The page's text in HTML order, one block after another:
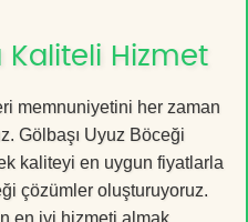
Kaliteli Hizmet
memnuniyetini her zaman
Gölbaşı Uyuz Böceği
kaliteyi en uygun fiyatlarla
çözümler oluşturuyoruz.
en iyi hizmeti almak